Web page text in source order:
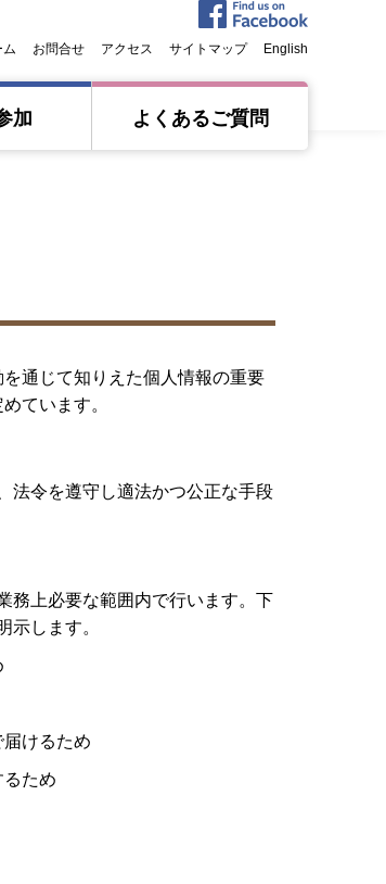
ム お問合せ アクセス サイトマップ English
加 よくあるご質問
通じて知りえた個人情報の重要
ています。
法令を遵守し適法かつ公正な手段
務上必要な範囲内で行います。下
示します。
けるため
ため